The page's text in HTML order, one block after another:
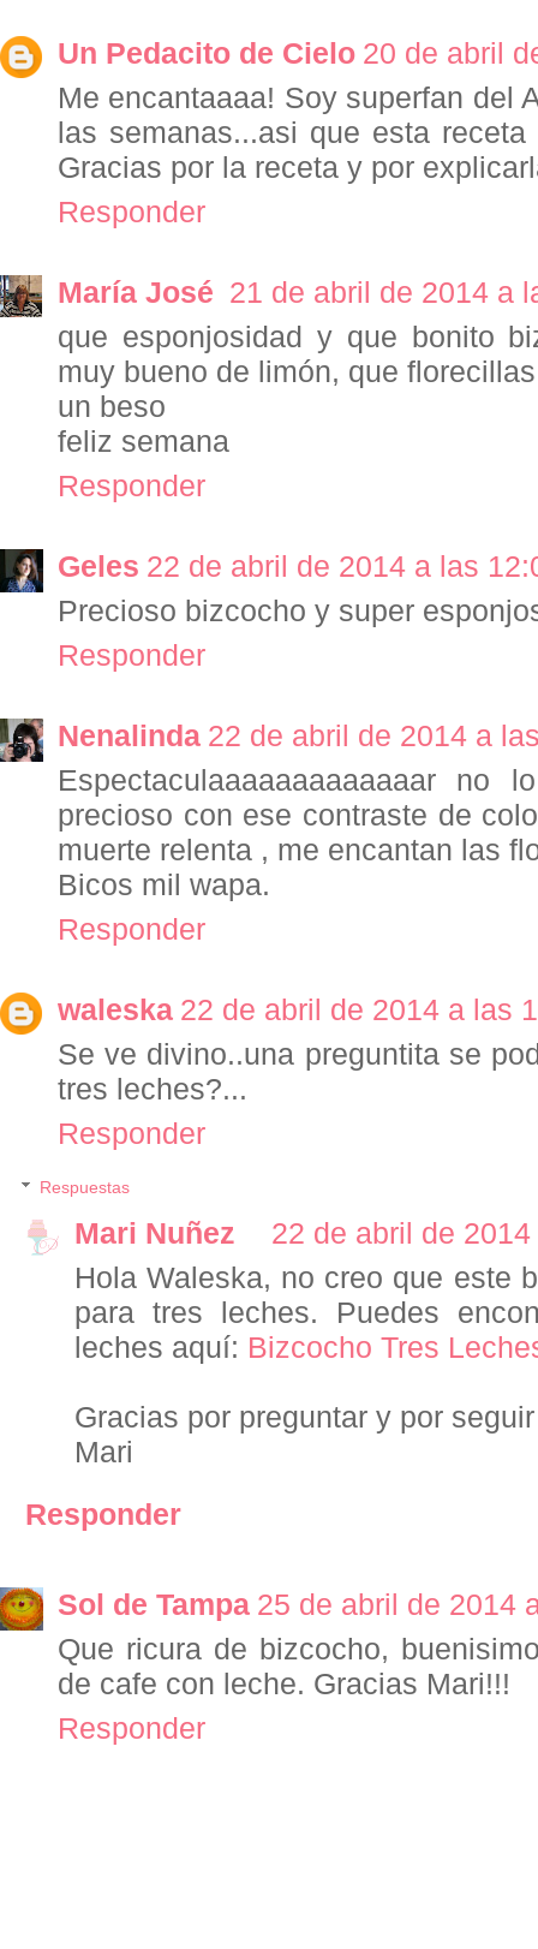
Un Pedacito de Cielo 20 de abril
Me encantaaaa! Soy superfan del
las semanas...asi que esta
Gracias por la receta y por
Responder
María José 21 de abril de 2014 a
que esponjosidad y que bonito
muy bueno de limón, que
un beso
feliz semana
Responder
Geles 22 de abril de 2014 a las
Precioso bizcocho y super
Responder
Nenalinda 22 de abril de 2014 a
Espectaculaaaaaaaaaaaaar no
precioso con ese contraste de
muerte relenta , me encantan las
Bicos mil wapa.
Responder
waleska 22 de abril de 2014 a las
Se ve divino..una preguntita se
tres leches?...
Responder
Respuestas
Mari Nuñez
22 de abril de
Hola Waleska, no creo que este
para tres leches. Puedes
leches aquí: Bizcocho Tres
Gracias por preguntar y por
Mari
Responder
Sol de Tampa 25 de abril de 2014
Que ricura de bizcocho,
de cafe con leche. Gracias Mari!!!
Responder